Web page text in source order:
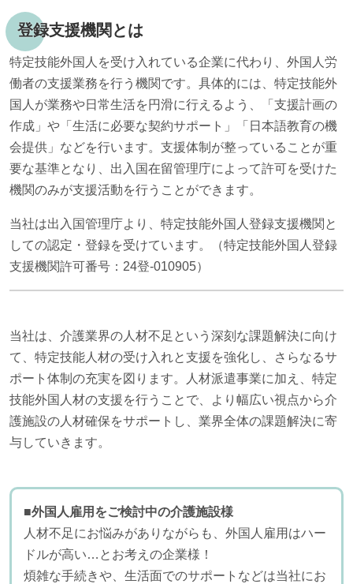
登録支援機関とは
特定技能外国人を受け入れている企業に代わり、外国人労
働者の支援業務を行う機関です。具体的には、特定技能外
国人が業務や日常生活を円滑に行えるよう、「支援計画の
作成」や「生活に必要な契約サポート」「日本語教育の機
会提供」などを行います。支援体制が整っていることが重
要な基準となり、出入国在留管理庁によって許可を受けた
機関のみが支援活動を行うことができます。
当社は出入国管理庁より、特定技能外国人登録支援機関と
しての認定・登録を受けています。（特定技能外国人登録
支援機関許可番号：24登-010905）
当社は、介護業界の人材不足という深刻な課題解決に向け
て、特定技能人材の受け入れと支援を強化し、さらなるサ
ポート体制の充実を図ります。人材派遣事業に加え、特定
技能外国人材の支援を行うことで、より幅広い視点から介
護施設の人材確保をサポートし、業界全体の課題解決に寄
与していきます。
■外国人雇用をご検討中の介護施設様
人材不足にお悩みがありながらも、外国人雇用はハー
ドルが高い…とお考えの企業様！
煩雑な手続きや、生活面でのサポートなどは当社にお